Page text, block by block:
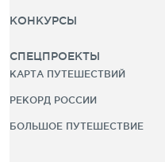
КОНКУРСЫ
СПЕЦПРОЕКТЫ
КАРТА ПУТЕШЕСТВИЙ
РЕКОРД РОССИИ
БОЛЬШОЕ ПУТЕШЕСТВИЕ